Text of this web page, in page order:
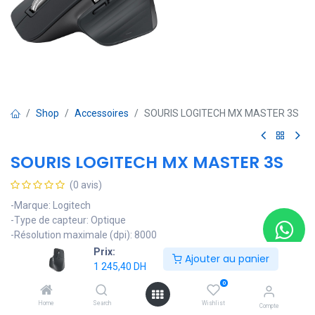
Prix:
1 245,40 DH
Ajouter au panier
Home Search
0
Wishlist Compte
Shop Accessoires SOURIS LOGITECH MX MASTER 3S
SOURIS LOGITECH MX MASTER 3S
(0 avis)
-Marque: Logitech
-Type de capteur: Optique
-Résolution maximale (dpi): 8000
-Nombre de boutons: 7
-Poids: 141 g
-Dimensions: 124.9 x 84.3 x 51 mm
1 245,40